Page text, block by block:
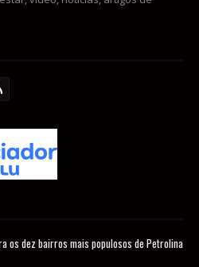
os dez bairros mais populosos de Petrolina